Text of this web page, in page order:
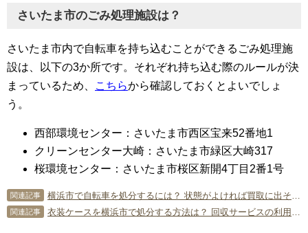
さいたま市のごみ処理施設は？
さいたま市内で自転車を持ち込むことができるごみ処理施
設は、以下の3か所です。それぞれ持ち込む際のルールが決
まっているため、
こちらから確認しておくとよいでしょ
う。
西部環境センター：さいたま市西区宝来52番地1
クリーンセンター大崎：さいたま市緑区大崎317
桜環境センター：さいたま市桜区新開4丁目2番1号
関連記事
関連記事